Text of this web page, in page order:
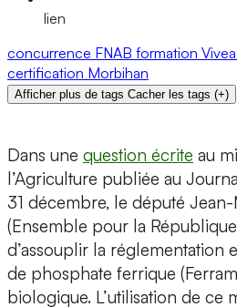
lien
concurrence FNAB formation Vivea
certification Morbihan
Afficher plus de tags Cacher les tags (+)
Dans une question écrite au
l’Agriculture publiée au
31 décembre, le député
(Ensemble pour la
d’assouplir la réglementation
de phosphate ferrique
biologique. L’utilisation de ce